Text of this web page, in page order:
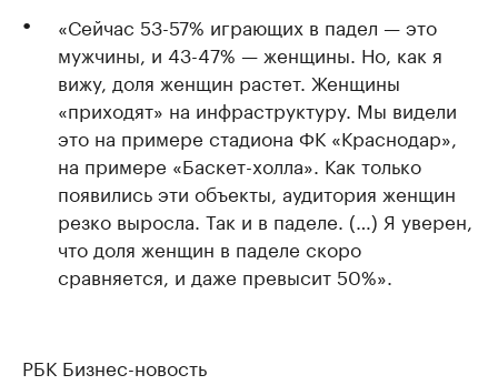
«Сейчас 53-57% играющих в падел — это
мужчины, и 43-47% — женщины. Но, как я
вижу, доля женщин растет. Женщины
«приходят» на инфраструктуру. Мы видели
это на примере стадиона ФК «Краснодар»,
на примере «Баскет-холла». Как только
появились эти объекты, аудитория женщин
резко выросла. Так и в паделе. (…) Я уверен,
что доля женщин в паделе скоро
сравняется, и даже превысит 50%».
РБК Бизнес-новость